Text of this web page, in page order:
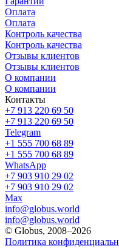
Оплата
Оплата
Контроль качества
Контроль качества
Отзывы клиентов
Отзывы клиентов
О компании
О компании
Контакты
+7 913 220 69 50
+7 913 220 69 50
Telegram
+1 555 700 68 89
+1 555 700 68 89
WhatsApp
+7 903 910 29 02
+7 903 910 29 02
Max
info@globus.world
info@globus.world
© Globus, 2008–2026
Политика